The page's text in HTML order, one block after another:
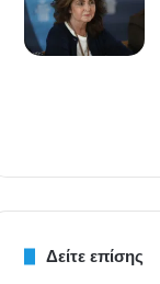
Δείτε επίσης